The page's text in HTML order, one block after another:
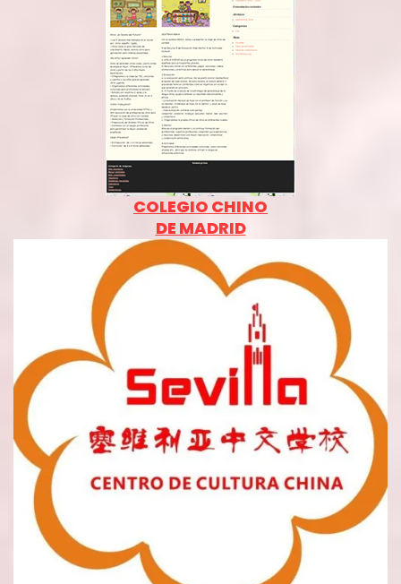
COLEGIO CHINO
DE MADRID